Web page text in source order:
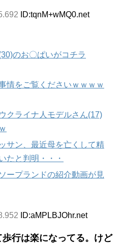
ID:tqnM+wMQ0.net
のお〇ぱいがコチラ
情をご覧くださいｗｗｗｗ
クライナ人モデルさん(17)
サン、最近母を亡くして精
たと判明・・・
ープランドの紹介動画が見
ID:aMPLBJOhr.net
行は楽になってる。けど